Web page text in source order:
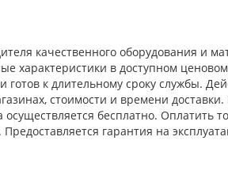
качественного оборудования и
характеристики в доступном
к длительному сроку службы.
стоимости и времени
бесплатно.
гарантия на